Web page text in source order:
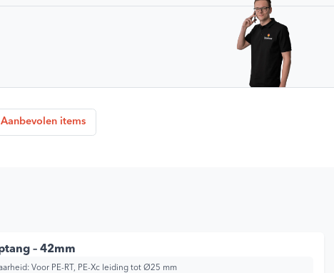
Aanbevolen items
– 42mm
Voor PE-RT, PE-Xc leiding tot Ø25 mm